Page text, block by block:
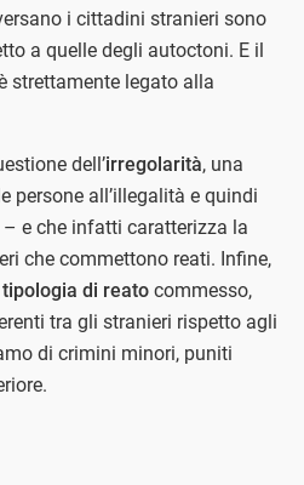
i cittadini stranieri sono
a quelle degli autoctoni. E il
strettamente legato alla
dell’irregolarità, una
persone all’illegalità e quindi
e che infatti caratterizza la
che commettono reati. Infine,
tipologia di reato commesso,
tra gli stranieri rispetto agli
di crimini minori, puniti